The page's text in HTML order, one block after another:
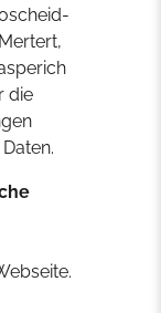
die